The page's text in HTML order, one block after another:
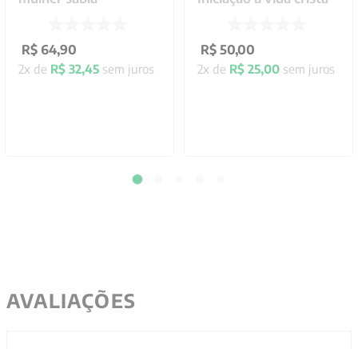
R$ 64,90
2x de R$ 32,45 sem juros
R$ 50,00
2x de R$ 25,00 sem juros
AVALIAÇÕES